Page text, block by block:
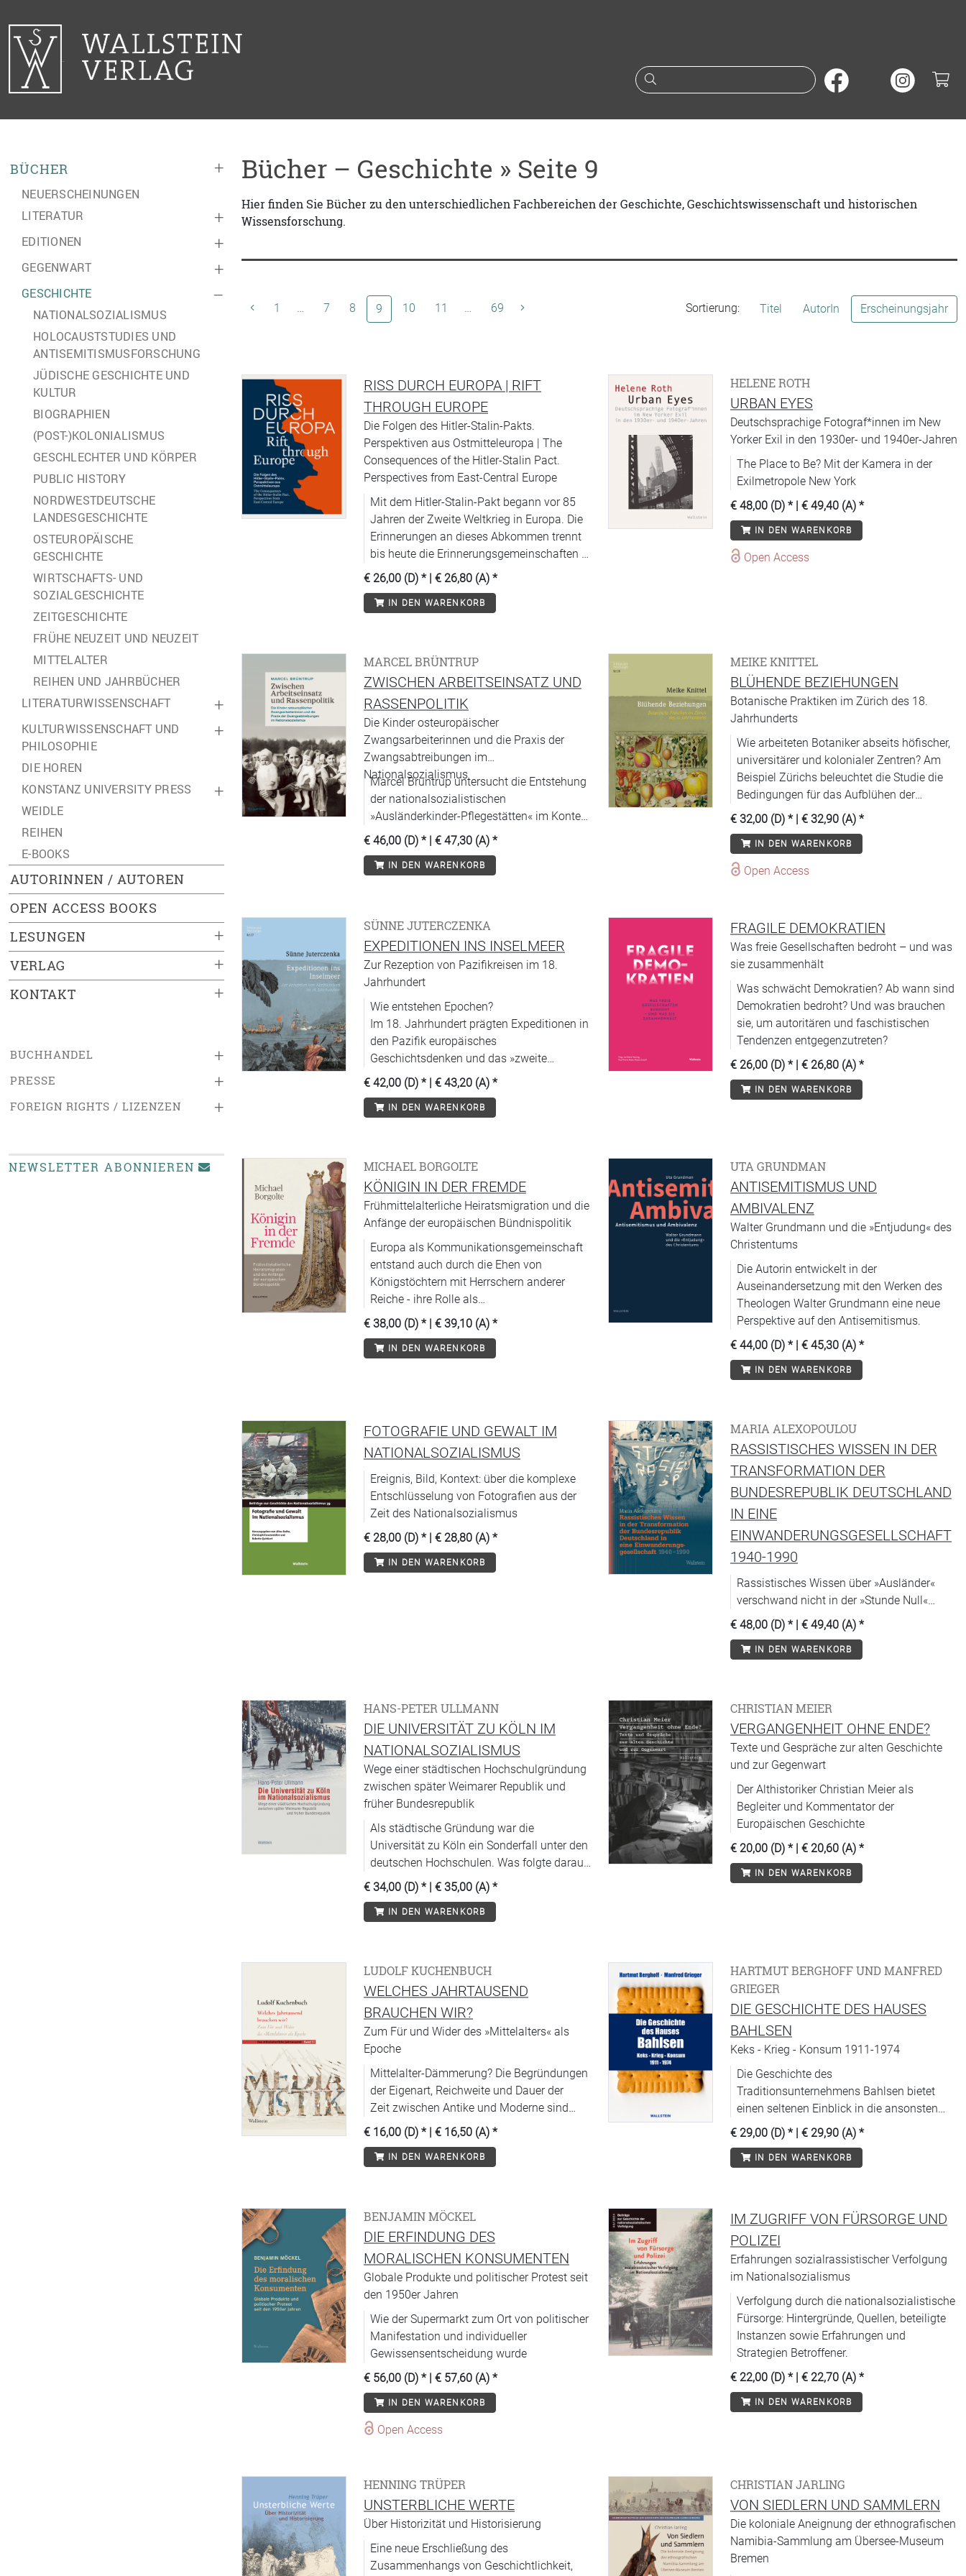
Suche nach Büchern oder
+
BÜCHER
NEUERSCHEINUNGEN
+
LITERATUR
+
EDITIONEN
+
GEGENWART
–
GESCHICHTE
NATIONALSOZIALISMUS
HOLOCAUSTSTUDIES UND
ANTISEMITISMUSFORSCHUNG
JÜDISCHE GESCHICHTE UND
KULTUR
BIOGRAPHIEN
(POST-)KOLONIALISMUS
GESCHLECHTER UND KÖRPER
PUBLIC HISTORY
NORDWESTDEUTSCHE
LANDESGESCHICHTE
OSTEUROPÄISCHE
GESCHICHTE
WIRTSCHAFTS- UND
SOZIALGESCHICHTE
ZEITGESCHICHTE
FRÜHE NEUZEIT UND NEUZEIT
MITTELALTER
REIHEN UND JAHRBÜCHER
+
LITERATURWISSENSCHAFT
+
KULTURWISSENSCHAFT UND
PHILOSOPHIE
DIE HOREN
+
KONSTANZ UNIVERSITY PRESS
WEIDLE
REIHEN
E-BOOKS
AUTORINNEN / AUTOREN
OPEN ACCESS BOOKS
+
LESUNGEN
+
VERLAG
+
KONTAKT
+
BUCHHANDEL
+
PRESSE
+
FOREIGN RIGHTS / LIZENZEN
NEWSLETTER ABONNIEREN
Bücher – Geschichte » Seite 9
Hier finden Sie Bücher zu den unterschiedlichen Fachbereichen der Geschichte, Geschichtswissenschaft und historischen
Wissensforschung.
1 … 7 8 9 (aktuelle Seite)
10 11 … 69 Sortierung: Titel AutorIn Erscheinungsjahr
RISS DURCH EUROPA | RIFT
THROUGH EUROPE
Die Folgen des Hitler-Stalin-Pakts.
Perspektiven aus Ostmitteleuropa | The
Consequences of the Hitler-Stalin Pact.
Perspectives from East-Central Europe
Mit dem Hitler-Stalin-Pakt begann vor 85
Jahren der Zweite Weltkrieg in Europa. Die
Erinnerungen an dieses Abkommen trennt
bis heute die Erinnerungsgemeinschaften in
Ost und West.
€ 26,00 (D) * | € 26,80 (A) *
IN DEN WARENKORB
HELENE ROTH
URBAN EYES
Deutschsprachige Fotograf*innen im New
Yorker Exil in den 1930er- und 1940er-Jahren
The Place to Be? Mit der Kamera in der
Exilmetropole New York
€ 48,00 (D) * | € 49,40 (A) *
IN DEN WARENKORB
Open Access
MARCEL BRÜNTRUP
ZWISCHEN ARBEITSEINSATZ UND
RASSENPOLITIK
Die Kinder osteuropäischer
Zwangsarbeiterinnen und die Praxis der
Zwangsabtreibungen im
Nationalsozialismus
Marcel Brüntrup untersucht die Entstehung
der nationalsozialistischen
»Ausländerkinder-Pflegestätten« im Kontext
von Zwangsarbeit und Rassenpolitik.
€ 46,00 (D) * | € 47,30 (A) *
IN DEN WARENKORB
MEIKE KNITTEL
BLÜHENDE BEZIEHUNGEN
Botanische Praktiken im Zürich des 18.
Jahrhunderts
Wie arbeiteten Botaniker abseits höfischer,
universitärer und kolonialer Zentren? Am
Beispiel Zürichs beleuchtet die Studie die
Bedingungen für das Aufblühen der
vormodernen Pflanzenkunde.
€ 32,00 (D) * | € 32,90 (A) *
IN DEN WARENKORB
Open Access
SÜNNE JUTERCZENKA
EXPEDITIONEN INS INSELMEER
Zur Rezeption von Pazifikreisen im 18.
Jahrhundert
Wie entstehen Epochen?
Im 18. Jahrhundert prägten Expeditionen in
den Pazifik europäisches
Geschichtsdenken und das »zweite
Entdeckungszeitalter« wurde erfunden.
€ 42,00 (D) * | € 43,20 (A) *
IN DEN WARENKORB
FRAGILE DEMOKRATIEN
Was freie Gesellschaften bedroht – und was
sie zusammenhält
Was schwächt Demokratien? Ab wann sind
Demokratien bedroht? Und was brauchen
sie, um autoritären und faschistischen
Tendenzen entgegenzutreten?
€ 26,00 (D) * | € 26,80 (A) *
IN DEN WARENKORB
MICHAEL BORGOLTE
KÖNIGIN IN DER FREMDE
Frühmittelalterliche Heiratsmigration und die
Anfänge der europäischen Bündnispolitik
Europa als Kommunikationsgemeinschaft
entstand auch durch die Ehen von
Königstöchtern mit Herrschern anderer
Reiche - ihre Rolle als
»Heiratsmigrantinnen« gestalteten die
Frauen mitunter sehr selbstbewusst.
€ 38,00 (D) * | € 39,10 (A) *
IN DEN WARENKORB
UTA GRUNDMAN
ANTISEMITISMUS UND
AMBIVALENZ
Walter Grundmann und die »Entjudung« des
Christentums
Die Autorin entwickelt in der
Auseinandersetzung mit den Werken des
Theologen Walter Grundmann eine neue
Perspektive auf den Antisemitismus.
€ 44,00 (D) * | € 45,30 (A) *
IN DEN WARENKORB
FOTOGRAFIE UND GEWALT IM
NATIONALSOZIALISMUS
Ereignis, Bild, Kontext: über die komplexe
Entschlüsselung von Fotografien aus der
Zeit des Nationalsozialismus
€ 28,00 (D) * | € 28,80 (A) *
IN DEN WARENKORB
MARIA ALEXOPOULOU
RASSISTISCHES WISSEN IN DER
TRANSFORMATION DER
BUNDESREPUBLIK DEUTSCHLAND
IN EINE
EINWANDERUNGSGESELLSCHAFT
1940-1990
Rassistisches Wissen über »Ausländer«
verschwand nicht in der »Stunde Null«
1945, sondern prägte die sich formierende
Einwanderungsgesellschaft grundlegend.
€ 48,00 (D) * | € 49,40 (A) *
IN DEN WARENKORB
HANS-PETER ULLMANN
DIE UNIVERSITÄT ZU KÖLN IM
NATIONALSOZIALISMUS
Wege einer städtischen Hochschulgründung
zwischen später Weimarer Republik und
früher Bundesrepublik
Als städtische Gründung war die
Universität zu Köln ein Sonderfall unter den
deutschen Hochschulen. Was folgte daraus
für ihre Entwicklung in der Zeit des
Nationalsozialismus?
€ 34,00 (D) * | € 35,00 (A) *
IN DEN WARENKORB
CHRISTIAN MEIER
VERGANGENHEIT OHNE ENDE?
Texte und Gespräche zur alten Geschichte
und zur Gegenwart
Der Althistoriker Christian Meier als
Begleiter und Kommentator der
Europäischen Geschichte
€ 20,00 (D) * | € 20,60 (A) *
IN DEN WARENKORB
LUDOLF KUCHENBUCH
WELCHES JAHRTAUSEND
BRAUCHEN WIR?
Zum Für und Wider des »Mittelalters« als
Epoche
Mittelalter-Dämmerung? Die Begründungen
der Eigenart, Reichweite und Dauer der
Zeit zwischen Antike und Moderne sind
unübersichtlich geworden. Der Blick zurück
klärt, warum, und ermöglicht Orientierung.
€ 16,00 (D) * | € 16,50 (A) *
IN DEN WARENKORB
HARTMUT BERGHOFF UND MANFRED
GRIEGER
DIE GESCHICHTE DES HAUSES
BAHLSEN
Keks - Krieg - Konsum 1911-1974
Die Geschichte des
Traditionsunternehmens Bahlsen bietet
einen seltenen Einblick in die ansonsten
verborgene Welt des deutschen
Mittelstandes.
€ 29,00 (D) * | € 29,90 (A) *
IN DEN WARENKORB
BENJAMIN MÖCKEL
DIE ERFINDUNG DES
MORALISCHEN KONSUMENTEN
Globale Produkte und politischer Protest seit
den 1950er Jahren
Wie der Supermarkt zum Ort von politischer
Manifestation und individueller
Gewissensentscheidung wurde
€ 56,00 (D) * | € 57,60 (A) *
IN DEN WARENKORB
Open Access
IM ZUGRIFF VON FÜRSORGE UND
POLIZEI
Erfahrungen sozialrassistischer Verfolgung
im Nationalsozialismus
Verfolgung durch die nationalsozialistische
Fürsorge: Hintergründe, Quellen, beteiligte
Instanzen sowie Erfahrungen und
Strategien Betroffener.
€ 22,00 (D) * | € 22,70 (A) *
IN DEN WARENKORB
HENNING TRÜPER
UNSTERBLICHE WERTE
Über Historizität und Historisierung
Eine neue Erschließung des
Zusammenhangs von Geschichtlichkeit,
CHRISTIAN JARLING
VON SIEDLERN UND SAMMLERN
Die koloniale Aneignung der ethnografischen
Namibia-Sammlung am Übersee-Museum
Bremen